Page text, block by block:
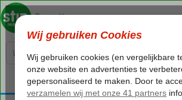
Voelt als thuiskomen...